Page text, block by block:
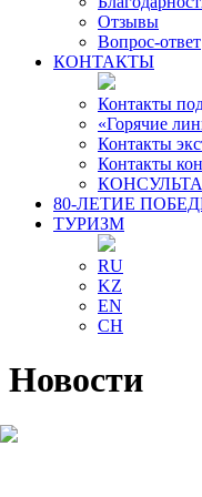
Отзывы
Вопрос-ответ
КОНТАКТЫ
Контакты
«Горячие
Контакты
Контакты
80-ЛЕТИЕ
ТУРИЗМ
RU
KZ
EN
CH
Новости